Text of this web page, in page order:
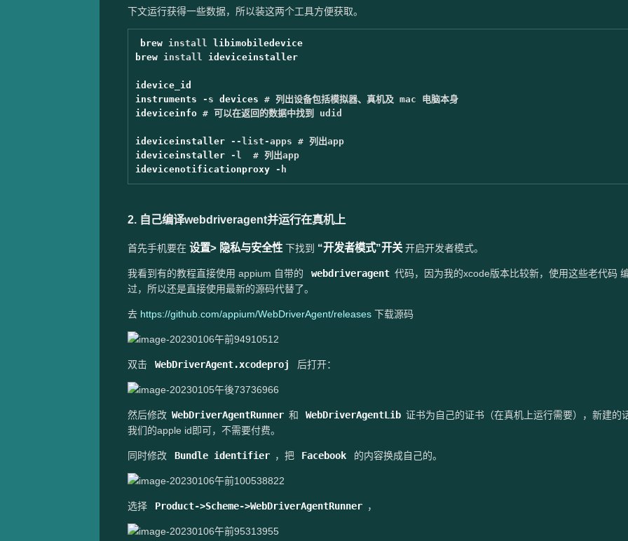
下文运行获得一些数据，所以装这两个工具方便获取。
brew install
libimobiledevice
brew install ideviceinstaller
idevice_id
instruments
-s devices # 列出设备包括模拟器、真机及 mac 电脑本身
ideviceinfo # 可以在返回的数据中找到 udid
ideviceinstaller --list-apps # 列出app
ideviceinstaller
-l
# 列出app
idevicenotificationproxy
-h
2. 自己编译webdriveragent并运行在真机上
首先手机要在 设置> 隐私与安全性 下找到 “开发者模式”开关 开启开发者模式。
我看到有的教程直接使用 appium 自带的 webdriveragent 代码，因为我的xcode版本比较新，使用这些老代码
过，所以还是直接使用最新的源码代替了。
去 https://github.com/appium/WebDriverAgent/releases 下载源码
双击 WebDriverAgent.xcodeproj 后打开：
然后修改 WebDriverAgentRunner 和 WebDriverAgentLib 证书为自己的证书（在真机上运行需要），新建的
我们的apple id即可，不需要付费。
同时修改 Bundle identifier ，把 Facebook 的内容换成自己的。
选择 Product->Scheme->WebDriverAgentRunner ，